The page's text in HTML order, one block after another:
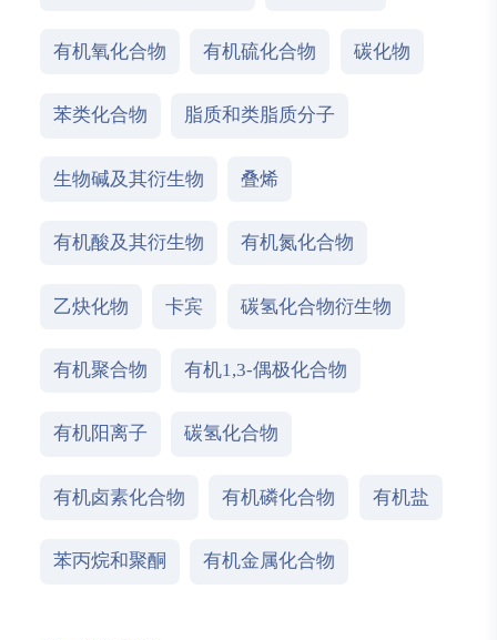
有机氧化合物 有机硫化合物 碳化物
苯类化合物 脂质和类脂质分子
生物碱及其衍生物 叠烯
有机酸及其衍生物 有机氮化合物
乙炔化物 卡宾 碳氢化合物衍生物
有机聚合物 有机1,3-偶极化合物
有机阳离子 碳氢化合物
有机卤素化合物 有机磷化合物 有机盐
苯丙烷和聚酮 有机金属化合物